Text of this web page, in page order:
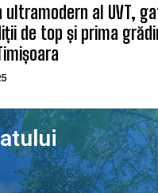
ultramodern al UVT,
de top și prima